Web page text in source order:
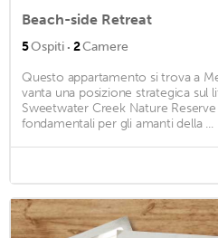
Beach-side Retreat
5Ospiti · 2Camere
Questo appartamento si trova a
vanta una posizione strategica sul
Sweetwater Creek Nature
fondamentali per gli amanti della ...